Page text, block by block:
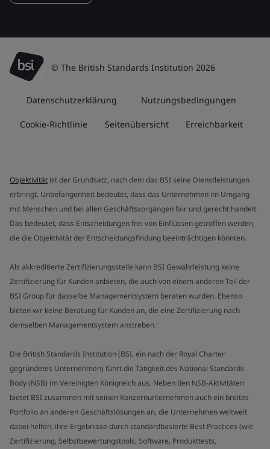
© The British Standards Institution 2026
Datenschutzerklärung Nutzungsbedingungen
Cookie-Richtlinie Seitenübersicht Erreichbarkeit
Objektivität ist der Grundsatz, nach dem das BSI seine Dienstleistungen
erbringt. Unbefangenheit bedeutet, dass das Unternehmen im Umgang
mit Menschen und bei allen Geschäftsvorgängen fair und gerecht handelt.
Das bedeutet, dass Entscheidungen frei von Einflüssen getroffen werden,
die die Objektivität der Entscheidungsfindung beeinträchtigen könnten.
Als akkreditierte Zertifizierungsstelle kann BSI Gewährleistung keine
Zertifizierung für Kunden anbieten, die auch von einem anderen Teil der
BSI Group für dasselbe Managementsystem beraten wurden. Ebenso
bieten wir keine Beratung für Kunden an, die eine Zertifizierung nach
demselben Managementsystem anstreben.
Die British Standards Institution (BSI, ein nach der Royal Charter
gegründetes Unternehmen) führt die Tätigkeit des National Standards
Body (NSB) im Vereinigten Königreich aus. Neben den NSB-Aktivitäten
bietet BSI zusammen mit seinen Konzernunternehmen auch ein breites
Portfolio an anderen Geschäftslösungen an, die Unternehmen weltweit
dabei helfen, ihre Ergebnisse durch standardbasierte Best Practices (wie
Zertifizierung, Selbstbewertungstools, Software, Produkttests,